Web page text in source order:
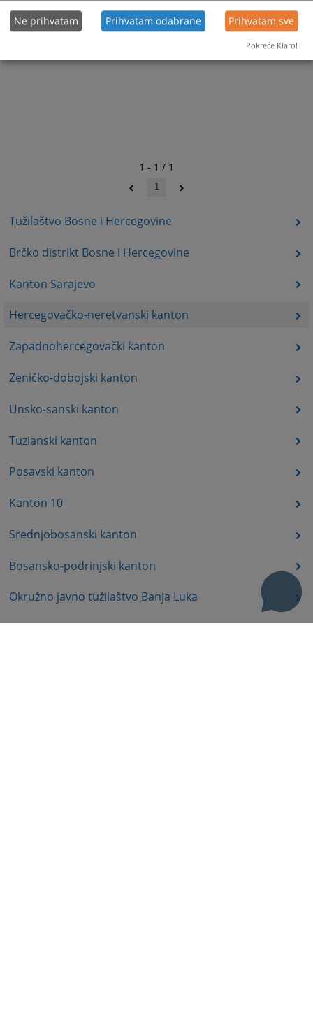
Tužilaštvo Bosne i Hercegovine
Brčko distrikt Bosne i Hercegovine
Kanton Sarajevo
Hercegovačko-neretvanski kanton
Zapadnohercegovački kanton
Zeničko-dobojski kanton
Unsko-sanski kanton
Tuzlanski kanton
Posavski kanton
Kanton 10
Srednjobosanski kanton
Bosansko-podrinjski kanton
Okružno javno tužilaštvo Banja Luka
Okružno javno tužilaštvo Trebinje
1 - 1 / 1
1
Ne prihvatam Prihvatam odabrane Prihvatam sve
Pokreće Klaro!